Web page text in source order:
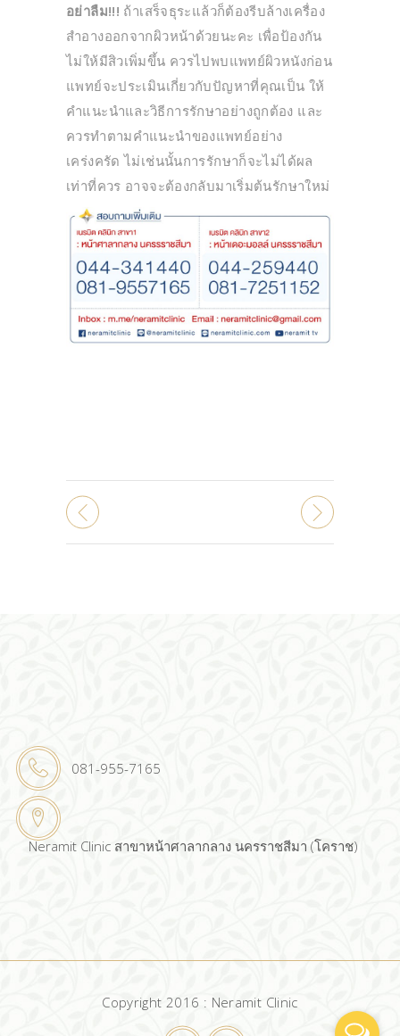
อย่าลืม!!! ถ้าเสร็จธุระแล้วก็ต้องรีบล้างเครื่อง
สำอางออกจากผิวหน้าด้วยนะคะ เพื่อป้องกัน
ไม่ให้มีสิวเพิ่มขึ้น ควรไปพบแพทย์ผิวหนังก่อน
แพทย์จะประเมินเกี่ยวกับปัญหาที่คุณเป็น ให้
คำแนะนำและวิธีการรักษาอย่างถูกต้อง และ
ควรทำตามคำแนะนำของแพทย์อย่าง
เคร่งครัด ไม่เช่นนั้นการรักษาก็จะไม่ได้ผล
เท่าที่ควร อาจจะต้องกลับมาเริ่มต้นรักษาใหม่
081-955-7165
Neramit Clinic สาขาหน้าศาลากลาง นครราชสีมา (โคราช)
Copyright 2016 : Neramit Clinic